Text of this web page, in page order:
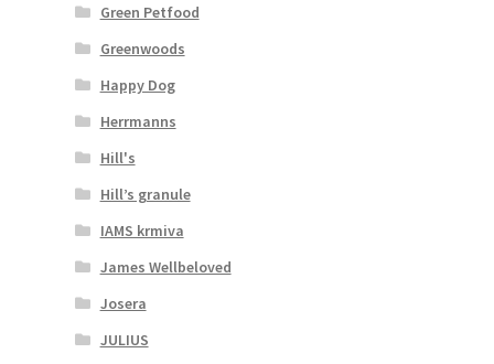
Green Petfood
Greenwoods
Happy Dog
Herrmanns
Hill's
Hill’s granule
IAMS krmiva
James Wellbeloved
Josera
JULIUS